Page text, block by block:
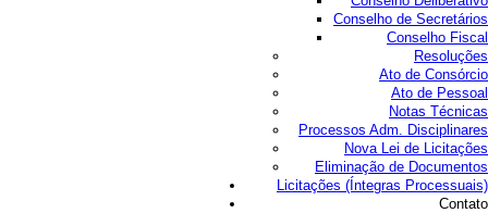
Conselho de Secretários
Conselho Fiscal
Resoluções
Ato de Consórcio
Ato de Pessoal
Notas Técnicas
Processos Adm. Disciplinares
Nova Lei de Licitações
Eliminação de Documentos
Licitações (Íntegras Processuais)
Contato